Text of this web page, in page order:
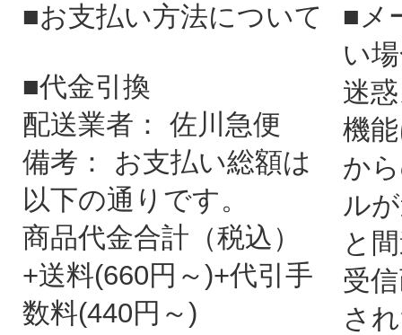
■お支払い方法について
■代金引換
配送業者： 佐川急便
備考： お支払い総額は
以下の通りです。
商品代金合計（税込）
+送料(660円～)+代引手
数料(440円～)
■メ
い
迷
機
か
ル
と
受
さ